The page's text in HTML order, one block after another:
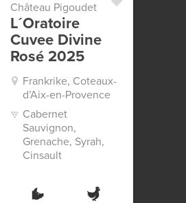
Château Pigoudet
L´Oratoire
Cuvee Divine
Rosé 2025
Frankrike, Coteaux-
d’Aix-en-Provence
Cabernet
Sauvignon,
Grenache, Syrah,
Cinsault